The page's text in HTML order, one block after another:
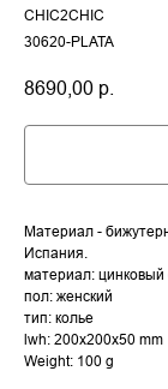
CHIC2CHIC
30620-PLATA
8690,00 р.
Материал -
Испания.
материал: цинковый
пол: женский
тип: колье
lwh: 200x200x50 mm
Weight: 100 g